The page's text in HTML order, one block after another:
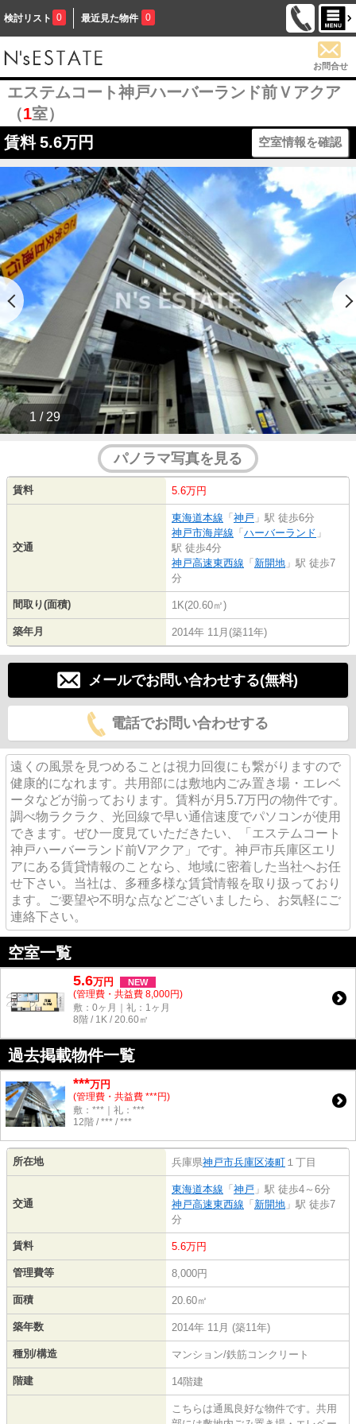
検討リスト 0 最近見た物件 0
お問合せ
エステムコート神戸ハーバーランド前Ｖアクア
（1室）
賃料 5.6万円 空室情報を確認
1 / 29
パノラマ写真を見る
賃料 5.6万円
交通
東海道本線 「 神戸 」駅 徒歩6分
神戸市海岸線 「 ハーバーランド 」
駅 徒歩4分
神戸高速東西線 「 新開地 」駅 徒歩7
分
間取り(面積) 1K(20.60㎡)
築年月 2014年 11月(築11年)
メールでお問い合わせする(無料)
電話でお問い合わせする
遠くの風景を見つめることは視力回復にも繋がりますので
健康的になれます。共用部には敷地内ごみ置き場・エレベ
ータなどが揃っております。賃料が月5.7万円の物件です。
調べ物ラクラク、光回線で早い通信速度でパソコンが使用
できます。ぜひ一度見ていただきたい、「エステムコート
神戸ハーバーランド前Vアクア」です。神戸市兵庫区エリ
アにある賃貸情報のことなら、地域に密着した当社へお任
せ下さい。当社は、多種多様な賃貸情報を取り扱っており
ます。ご要望や不明な点などございましたら、お気軽にご
連絡下さい。
空室一覧
5.6万円 NEW
(管理費・共益費 8,000円)
敷：0ヶ月｜礼：1ヶ月
8階 / 1K / 20.60㎡
過去掲載物件一覧
***万円
(管理費・共益費 ***円)
敷：***｜礼：***
12階 / *** / ***
所在地 兵庫県神戸市兵庫区湊町 １丁目
交通
東海道本線 「 神戸 」駅 徒歩4～6分
神戸高速東西線 「 新開地 」駅 徒歩7
分
賃料 5.6万円
管理費等 8,000円
面積 20.60㎡
築年数 2014年 11月 (築11年)
種別/構造 マンション/鉄筋コンクリート
階建 14階建
こちらは通風良好な物件です。共用